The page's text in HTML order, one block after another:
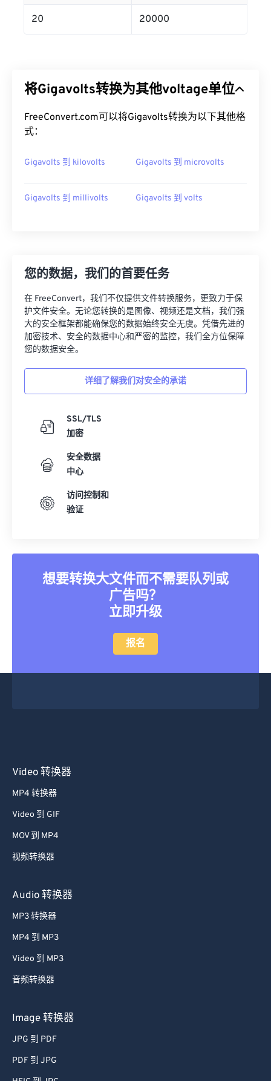
20 20000
将Gigavolts转换为其他voltage单位
FreeConvert.com可以将Gigavolts转换为以下其他格
式：
Gigavolts 到 kilovolts Gigavolts 到 microvolts
Gigavolts 到 millivolts Gigavolts 到 volts
您的数据，我们的首要任务
在 FreeConvert，我们不仅提供文件转换服务，更致力于保
护文件安全。无论您转换的是图像、视频还是文档，我们强
大的安全框架都能确保您的数据始终安全无虞。凭借先进的
加密技术、安全的数据中心和严密的监控，我们全方位保障
您的数据安全。
详细了解我们对安全的承诺
SSL/TLS
加密
安全数据
中心
访问控制和
验证
想要转换大文件而不需要队列或
广告吗？
立即升级
报名
Video 转换器
MP4 转换器
Video 到 GIF
MOV 到 MP4
视频转换器
Audio 转换器
MP3 转换器
MP4 到 MP3
Video 到 MP3
音频转换器
Image 转换器
JPG 到 PDF
PDF 到 JPG